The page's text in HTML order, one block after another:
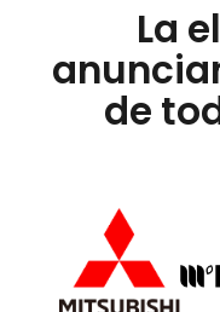
La
de